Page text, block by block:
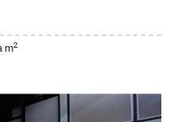
m2